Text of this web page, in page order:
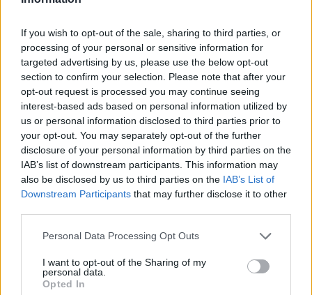
If you wish to opt-out of the sale, sharing to third parties, or
processing of your personal or sensitive information for
targeted advertising by us, please use the below opt-out
section to confirm your selection. Please note that after your
opt-out request is processed you may continue seeing
interest-based ads based on personal information utilized by
us or personal information disclosed to third parties prior to
your opt-out. You may separately opt-out of the further
disclosure of your personal information by third parties on the
IAB’s list of downstream participants. This information may
also be disclosed by us to third parties on the IAB’s List of
Downstream Participants that may further disclose it to other
Please note that this website/app uses one or more Google
not limited to your visit or usage behaviour. You may click to
grant or deny consent to Google and its third-party tags to
use your data for below specified purposes in below Google
Personal Data Processing Opt Outs
I want to opt-out of the Sharing of my
personal data.
Opted In
2021.06.17
Országos hírek
HulladékRadar applikáción keresztül országszerte több mint
1500 köbméter erdei hulladékról érkezett bejelentés.